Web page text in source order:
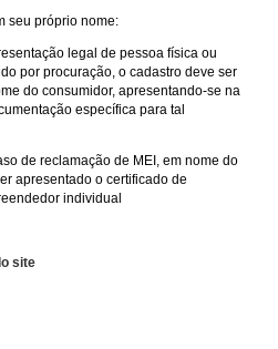
seu próprio nome:
legal de pessoa física ou
por procuração, o cadastro deve ser
do consumidor, apresentando-se na
específica para tal
de reclamação de MEI, em nome do
apresentado o certificado de
individual
site